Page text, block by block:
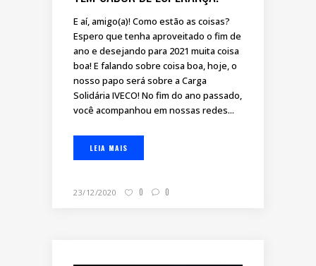
E aí, amigo(a)! Como estão as coisas?
Espero que tenha aproveitado o fim de
ano e desejando para 2021 muita coisa
boa! E falando sobre coisa boa, hoje, o
nosso papo será sobre a Carga
Solidária IVECO! No fim do ano passado,
você acompanhou em nossas redes...
LEIA MAIS
23/12/2020 0 0